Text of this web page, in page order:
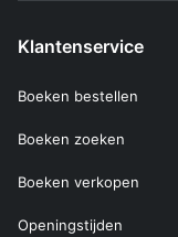
Klantenservice
Boeken bestellen
Boeken zoeken
Boeken verkopen
Openingstijden